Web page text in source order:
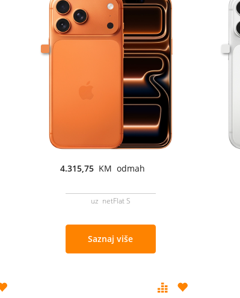
4.315,75 KM odmah
uz netFlat S
Saznaj više